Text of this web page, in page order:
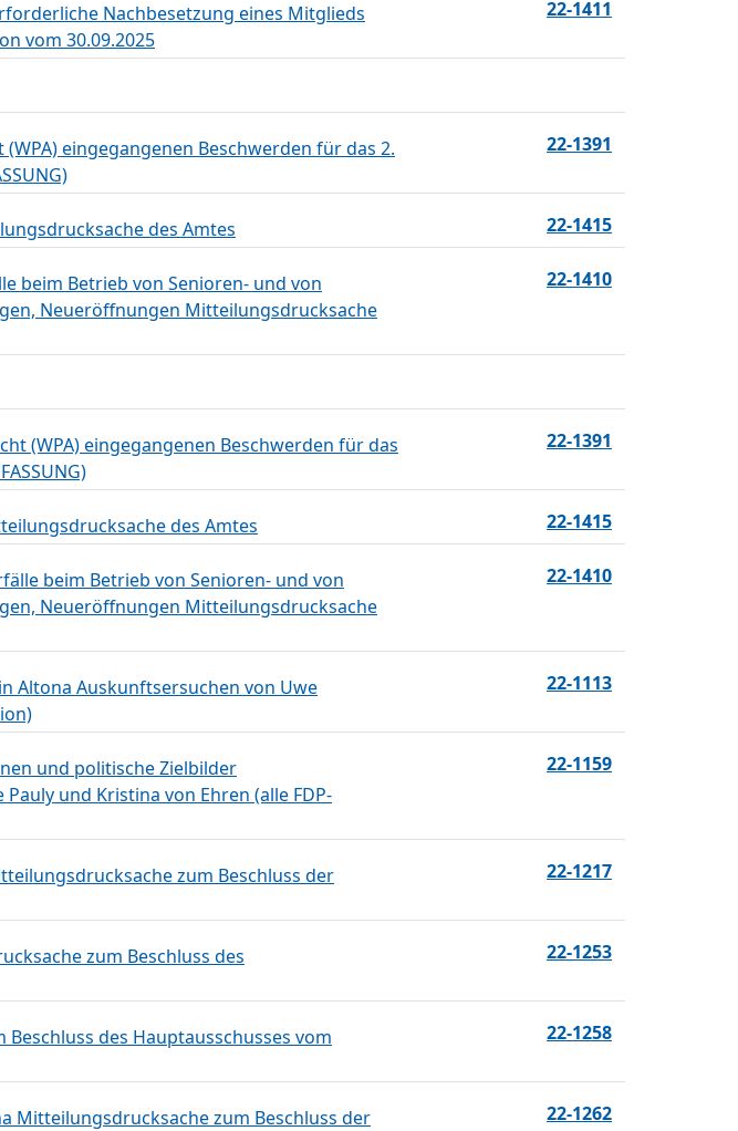
Nachbesetzung eines Mitglieds
vom 30.09.2025
22-1411
eingegangenen Beschwerden für das 2.
22-1391
des Amtes 22-1415
beim Betrieb von Senioren- und von
Neueröffnungen Mitteilungsdrucksache
22-1410
(WPA) eingegangenen Beschwerden für das
22-1391
des Amtes 22-1415
beim Betrieb von Senioren- und von
Neueröffnungen Mitteilungsdrucksache
22-1410
Altona Auskunftsersuchen von Uwe
22-1113
und politische Zielbilder
und Kristina von Ehren (alle FDP-
22-1159
zum Beschluss der
22-1217
zum Beschluss des
22-1253
des Hauptausschusses vom
22-1258
Mitteilungsdrucksache zum Beschluss der
22-1262